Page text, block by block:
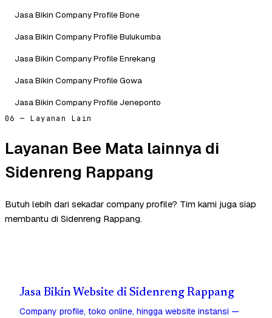
Jasa Bikin Company Profile Bone
Jasa Bikin Company Profile Bulukumba
Jasa Bikin Company Profile Enrekang
Jasa Bikin Company Profile Gowa
Jasa Bikin Company Profile Jeneponto
06 — Layanan Lain
Layanan Bee Mata lainnya di
Sidenreng Rappang
Butuh lebih dari sekadar company profile? Tim kami juga siap
membantu di Sidenreng Rappang.
Jasa Bikin Website di Sidenreng Rappang
Company profile, toko online, hingga website instansi —